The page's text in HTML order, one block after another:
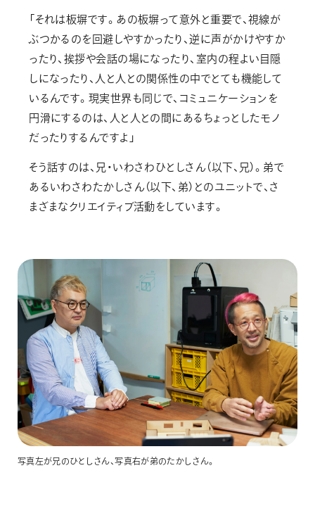
「それは板塀です。あの板塀って意外と重要で、視線が
ぶつかるのを回避しやすかったり、逆に声がかけやすか
ったり、挨拶や会話の場になったり、室内の程よい目隠
しになったり、人と人との関係性の中でとても機能して
いるんです。現実世界も同じで、コミュニケーションを
円滑にするのは、人と人との間にあるちょっとしたモノ
だったりするんですよ」
そう話すのは、兄・いわさわひとしさん（以下、兄）。弟で
あるいわさわたかしさん（以下、弟）とのユニットで、さ
まざまなクリエイティブ活動をしています。
写真左が兄のひとしさん、写真右が弟のたかしさん。